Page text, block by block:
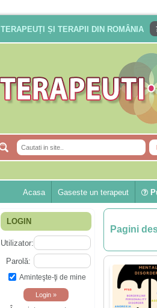
TERAPEUȚI ȘI TERAPII DIN ROMÂNIA
Acasa Gaseste un terapeut
LOGIN
Utilizator:
Parolă:
Aminteşte-ţi de mine
Pagini